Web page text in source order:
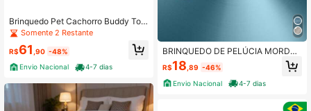
Brinquedo Pet Cachorro Buddy Toy
s Mordedor Nylon Cenoura
Somente 2 Restante
R$61 ,90 -48%
Envio Nacional
4-7 dias
BRINQUEDO DE PELÚCIA MORDED
OR GANSO PARA CACHORRO PET
COM APITO SOM BORDADO INTER
ATIVO
R$18 ,89 -46%
Envio Nacional
4-7 dias